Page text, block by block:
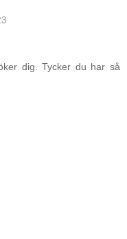
dig. Tycker du har så